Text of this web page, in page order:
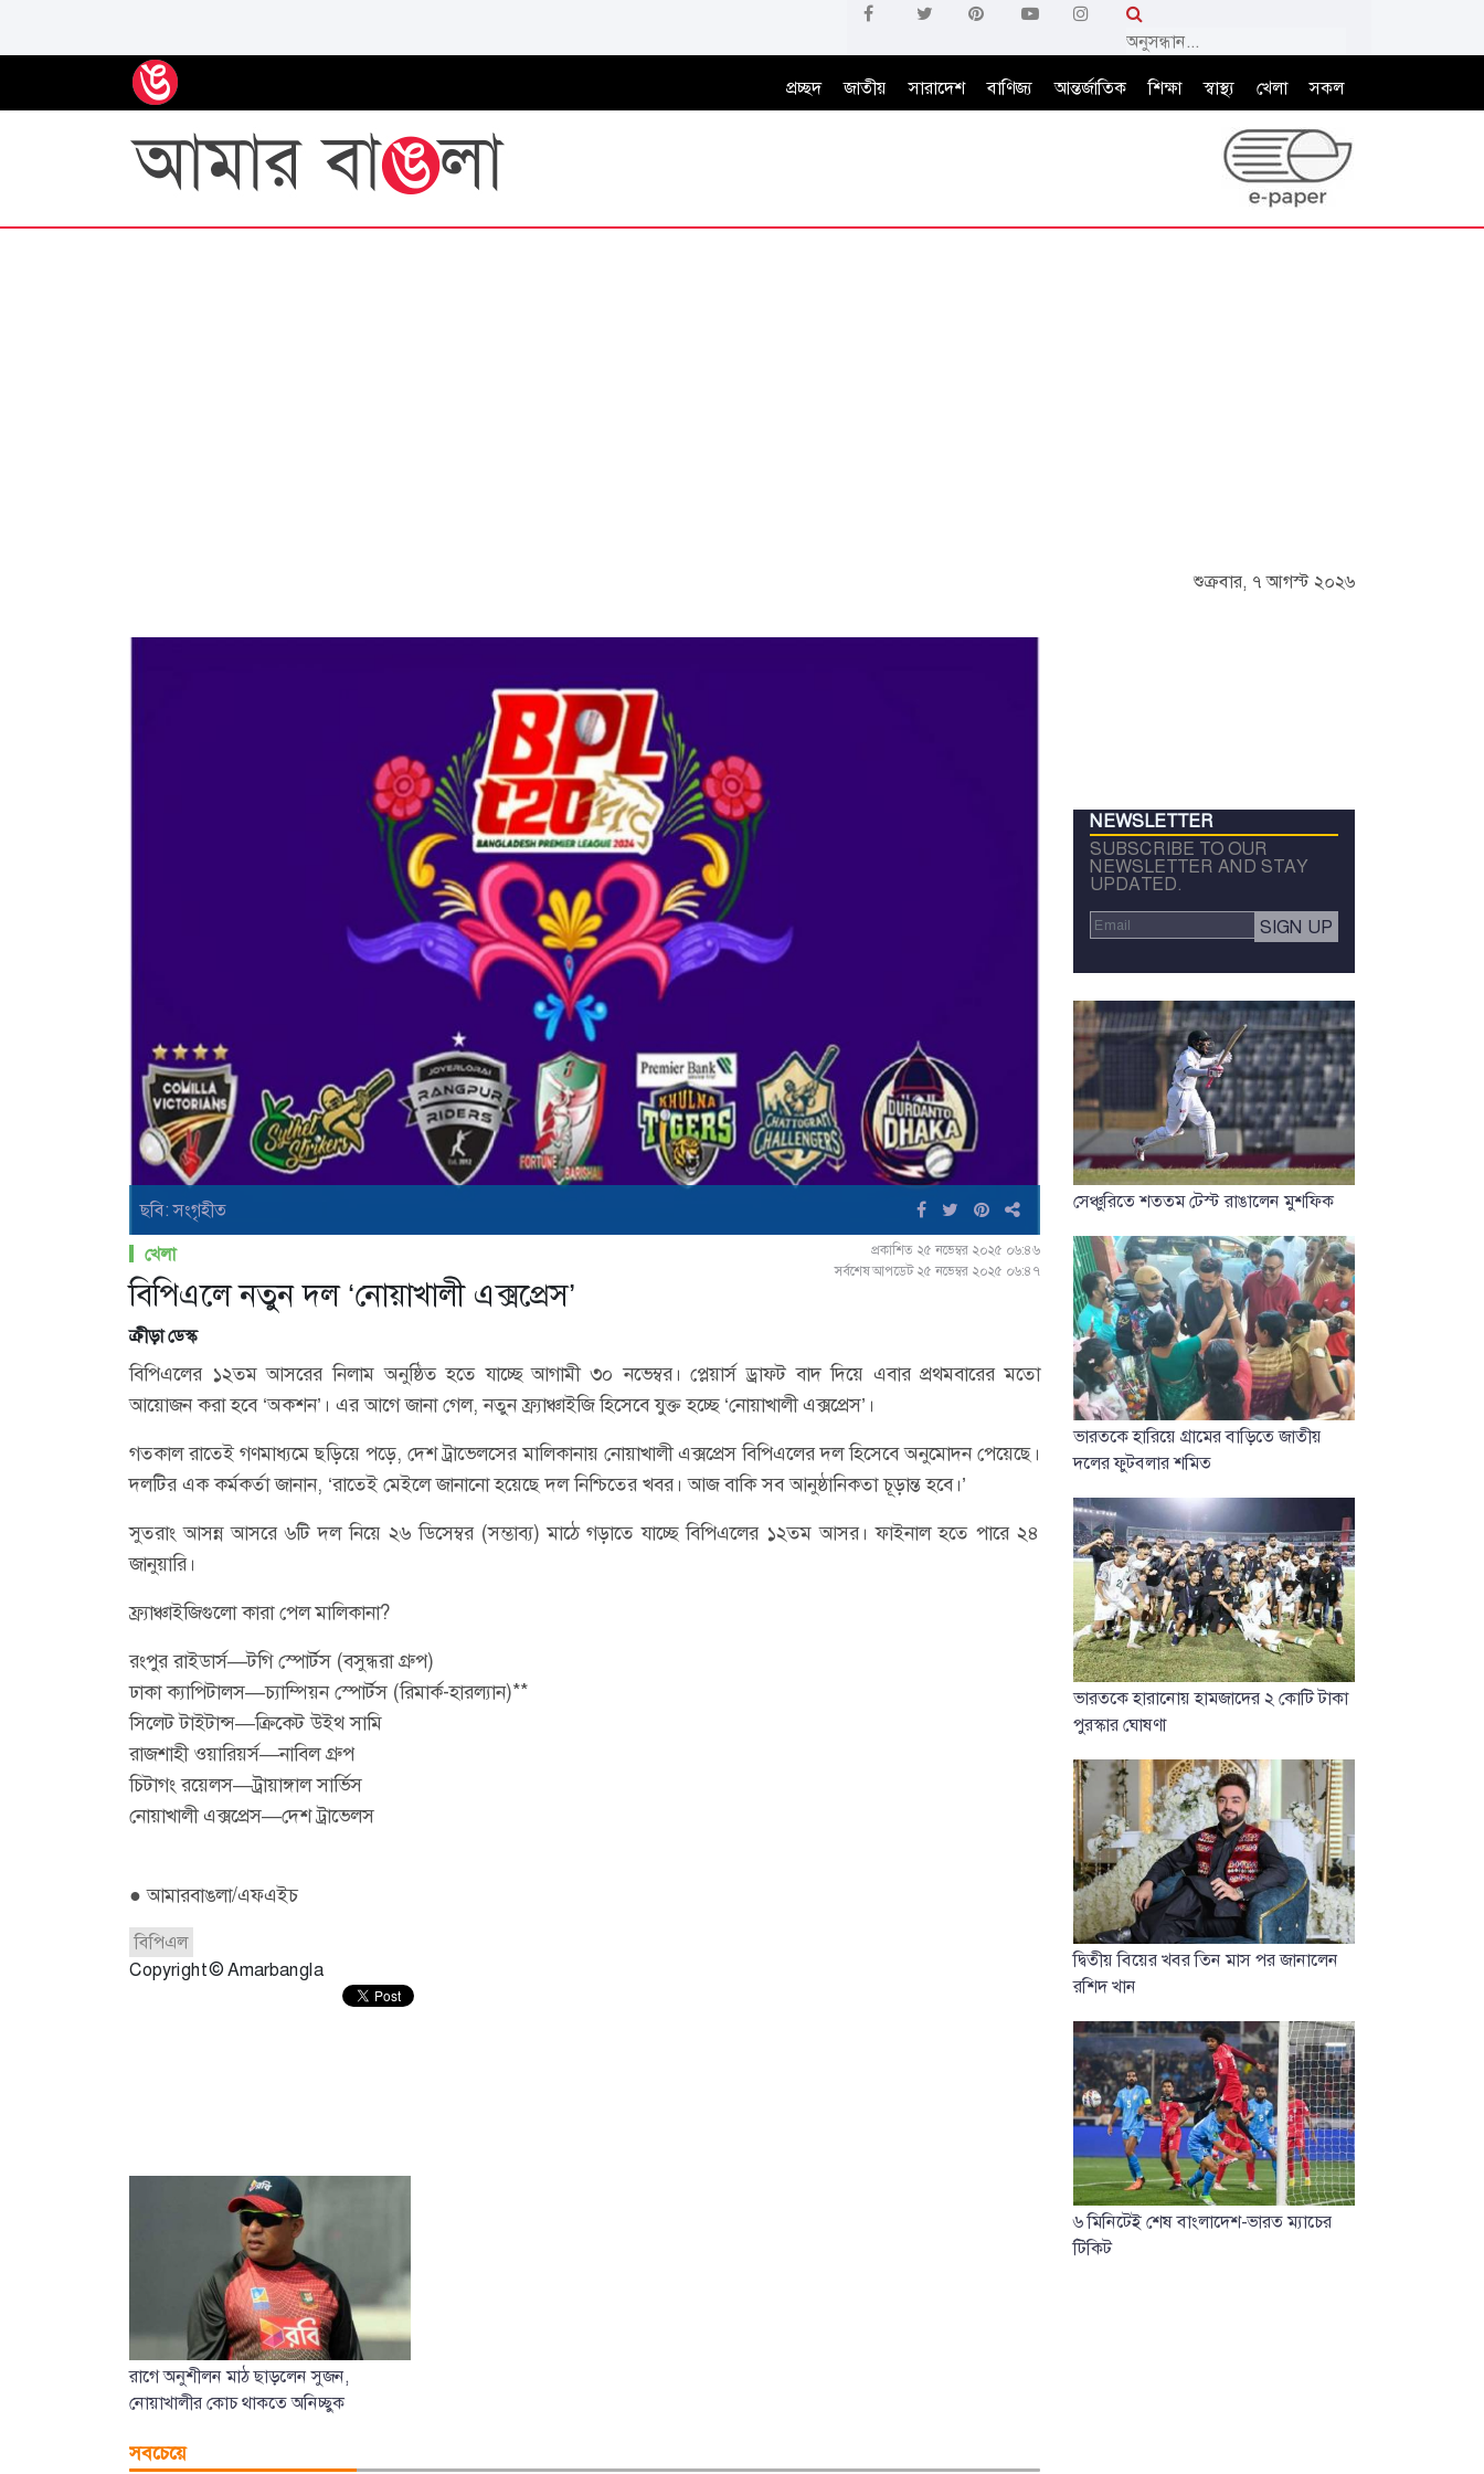
প্রচ্ছদ জাতীয় সারাদেশ বাণিজ্য আন্তর্জাতিক শিক্ষা স্বাস্থ্য খেলা সকল
শুক্রবার, ৭ আগস্ট ২০২৬
ছবি: সংগৃহীত
খেলা
প্রকাশিত ২৫ নভেম্বর ২০২৫ ০৬:৪৬
সর্বশেষ আপডেট ২৫ নভেম্বর ২০২৫ ০৬:৪৭
বিপিএলে নতুন দল ‘নোয়াখালী এক্সপ্রেস’
ক্রীড়া ডেস্ক
বিপিএলের ১২তম আসরের নিলাম অনুষ্ঠিত হতে যাচ্ছে আগামী ৩০ নভেম্বর। প্লেয়ার্স ড্রাফট বাদ দিয়ে এবার প্রথমবারের মতো
আয়োজন করা হবে ‘অকশন’। এর আগে জানা গেল, নতুন ফ্র্যাঞ্চাইজি হিসেবে যুক্ত হচ্ছে ‘নোয়াখালী এক্সপ্রেস’।
গতকাল রাতেই গণমাধ্যমে ছড়িয়ে পড়ে, দেশ ট্রাভেলসের মালিকানায় নোয়াখালী এক্সপ্রেস বিপিএলের দল হিসেবে অনুমোদন পেয়েছে।
দলটির এক কর্মকর্তা জানান, ‘রাতেই মেইলে জানানো হয়েছে দল নিশ্চিতের খবর। আজ বাকি সব আনুষ্ঠানিকতা চূড়ান্ত হবে।’
সুতরাং আসন্ন আসরে ৬টি দল নিয়ে ২৬ ডিসেম্বর (সম্ভাব্য) মাঠে গড়াতে যাচ্ছে বিপিএলের ১২তম আসর। ফাইনাল হতে পারে ২৪
জানুয়ারি।
ফ্র্যাঞ্চাইজিগুলো কারা পেল মালিকানা?
রংপুর রাইডার্স—টগি স্পোর্টস (বসুন্ধরা গ্রুপ)
ঢাকা ক্যাপিটালস—চ্যাম্পিয়ন স্পোর্টস (রিমার্ক-হারল্যান)**
সিলেট টাইটান্স—ক্রিকেট উইথ সামি
রাজশাহী ওয়ারিয়র্স—নাবিল গ্রুপ
চিটাগং রয়েলস—ট্রায়াঙ্গাল সার্ভিস
নোয়াখালী এক্সপ্রেস—দেশ ট্রাভেলস
● আমারবাঙলা/এফএইচ
বিপিএল
Copyright © Amarbangla
রাগে অনুশীলন মাঠ ছাড়লেন সুজন,
নোয়াখালীর কোচ থাকতে অনিচ্ছুক
NEWSLETTER
SUBSCRIBE TO OUR
NEWSLETTER AND STAY
UPDATED.
সেঞ্চুরিতে শততম টেস্ট রাঙালেন মুশফিক
ভারতকে হারিয়ে গ্রামের বাড়িতে জাতীয়
দলের ফুটবলার শমিত
ভারতকে হারানোয় হামজাদের ২ কোটি টাকা
পুরস্কার ঘোষণা
দ্বিতীয় বিয়ের খবর তিন মাস পর জানালেন
রশিদ খান
৬ মিনিটেই শেষ বাংলাদেশ-ভারত ম্যাচের
টিকিট
সবচেয়ে